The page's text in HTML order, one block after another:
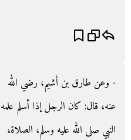
- وعن طارق بن أشيم، رضي الله
عنه، قال‏:‏ كان الرجل إذا أسلم علمه
النبي صلى الله عليه وسلم، الصلاة،